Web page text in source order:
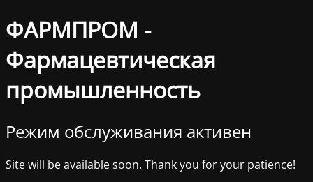
ФАРМПРОМ -
Фармацевтическая
промышленность
Режим обслуживания активен
Site will be available soon. Thank you for your patience!